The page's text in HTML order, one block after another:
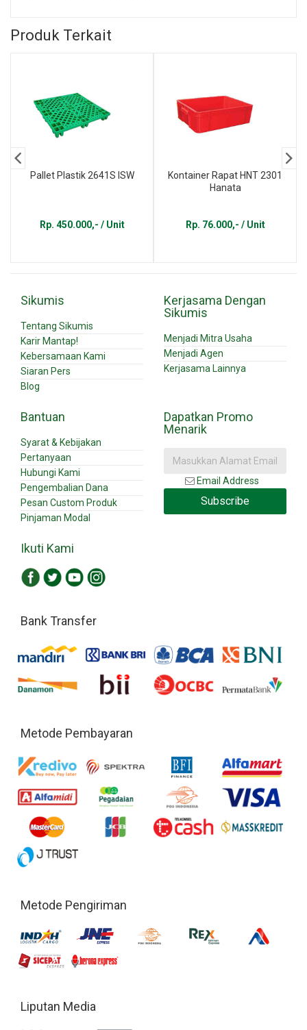
Produk Terkait
Pallet Plastik 2641S ISW
Rp. 450.000,- / Unit
Kontainer Rapat HNT 2301
Hanata
Rp. 76.000,- / Unit
Sikumis
Tentang Sikumis
Karir Mantap!
Kebersamaan Kami
Siaran Pers
Blog
Kerjasama Dengan
Sikumis
Menjadi Mitra Usaha
Menjadi Agen
Kerjasama Lainnya
Bantuan
Syarat & Kebijakan
Pertanyaan
Hubungi Kami
Pengembalian Dana
Pesan Custom Produk
Pinjaman Modal
Dapatkan Promo
Menarik
Email Address
Subscribe
Ikuti Kami
Bank Transfer
Metode Pembayaran
Metode Pengiriman
Liputan Media